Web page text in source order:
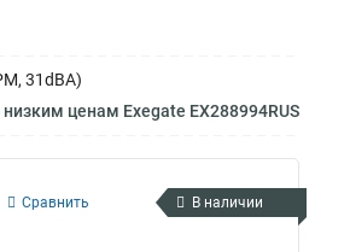
31dBA)
низким ценам Exegate EX288994RUS
Сравнить В наличии